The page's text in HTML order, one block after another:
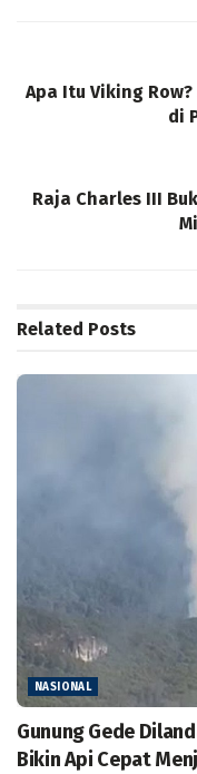
Apa Itu Viking
di
Raja Charles III
Related Posts
NASIONAL
Gunung Gede
Bikin Api Cepat